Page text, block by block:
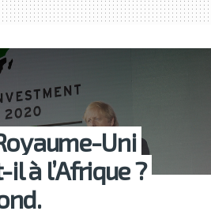
Uni
à l’Afrique ?